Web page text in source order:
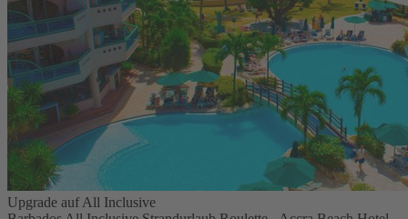
Upgrade auf All Inclusive